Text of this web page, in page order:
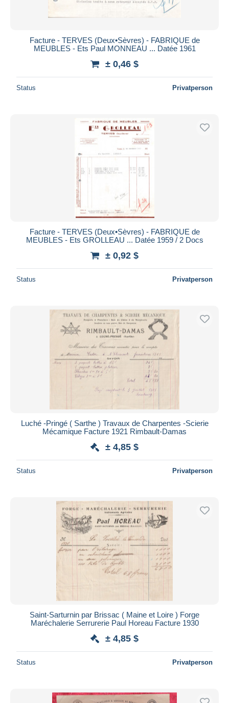
Facture - TERVES (Deux•Sèvres) - FABRIQUE de
MEUBLES - Ets Paul MONNEAU ... Datée 1961
± 0,46 $
Status Privatperson
Facture - TERVES (Deux•Sèvres) - FABRIQUE de
MEUBLES - Ets GROLLEAU ... Datée 1959 / 2 Docs
± 0,92 $
Status Privatperson
Luché -Pringé ( Sarthe ) Travaux de Charpentes -Scierie
Mécamique Facture 1921 Rimbault-Damas
± 4,85 $
Status Privatperson
Saint-Sarturnin par Brissac ( Maine et Loire ) Forge
Maréchalerie Serrurerie Paul Horeau Facture 1930
± 4,85 $
Status Privatperson